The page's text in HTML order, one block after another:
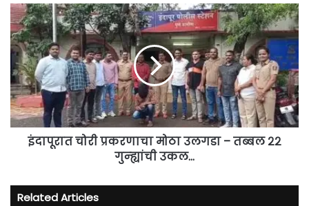
मोठी
कारवाई
इंदापूरात
चोरी
प्रकरणाचा
मोठा
उलगडा
–
तब्बल
२२
गुन्ह्यांची
उकल...इंदापूरात चोरी प्रकरणाचा मोठा उलगडा – तब्बल २२
गुन्ह्यांची उकल...
Related Articles